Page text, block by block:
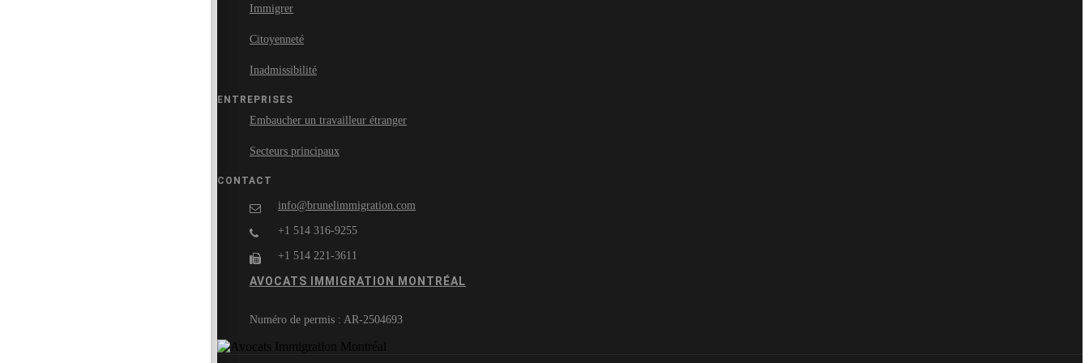
Immigrer
Citoyenneté
Inadmissibilité
ENTREPRISES
Embaucher un travailleur étranger
Secteurs principaux
CONTACT
info@brunelimmigration.com
+1 514 316-9255
+1 514 221-3611
AVOCATS IMMIGRATION MONTRÉAL
Numéro de permis : AR-2504693